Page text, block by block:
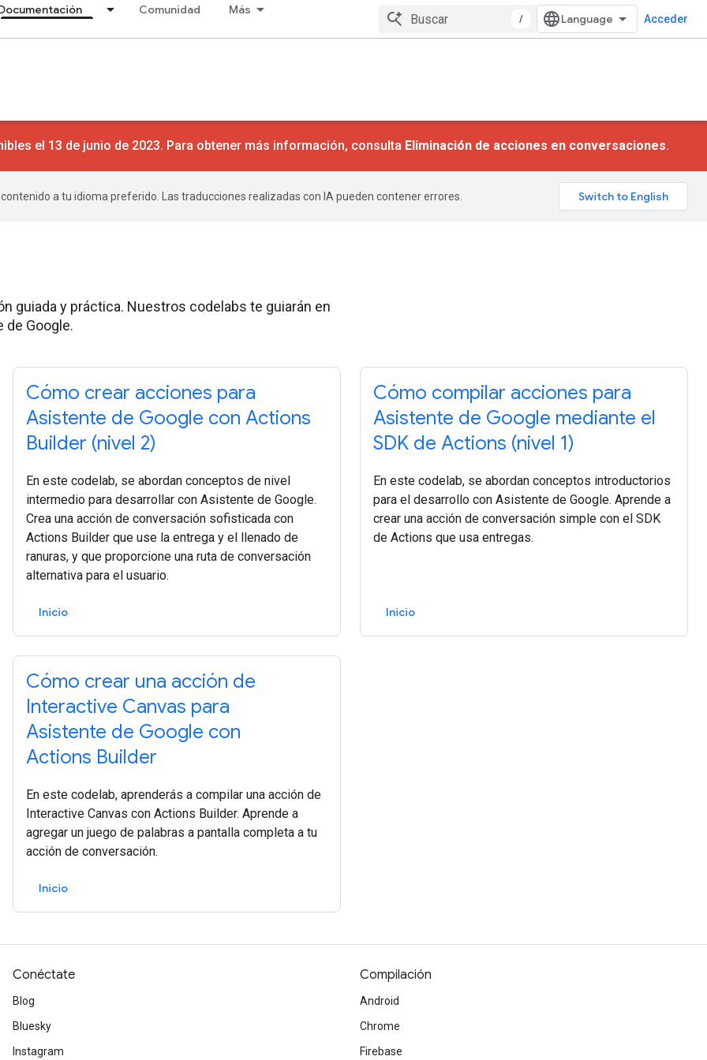
Comunidad Más
/ Acceder
el 13 de junio de 2023. Para obtener más información, consulta Eliminación de acciones en conversaciones.
a tu idioma preferido. Las traducciones realizadas con IA pueden contener errores.
guiada y práctica. Nuestros codelabs te guiarán en
de Google.
Cómo crear acciones para
Asistente de Google con Actions
Builder (nivel 2)
En este codelab, se abordan conceptos de nivel
intermedio para desarrollar con Asistente de Google.
Crea una acción de conversación sofisticada con
Actions Builder que use la entrega y el llenado de
ranuras, y que proporcione una ruta de conversación
alternativa para el usuario.
Inicio
Cómo compilar acciones para
Asistente de Google mediante el
SDK de Actions (nivel 1)
En este codelab, se abordan conceptos introductorios
para el desarrollo con Asistente de Google. Aprende a
crear una acción de conversación simple con el SDK
de Actions que usa entregas.
Inicio
Cómo crear una acción de
Interactive Canvas para
Asistente de Google con
Actions Builder
En este codelab, aprenderás a compilar una acción de
Interactive Canvas con Actions Builder. Aprende a
agregar un juego de palabras a pantalla completa a tu
acción de conversación.
Inicio
Conéctate
Blog
Bluesky
Instagram
Compilación
Android
Chrome
Firebase